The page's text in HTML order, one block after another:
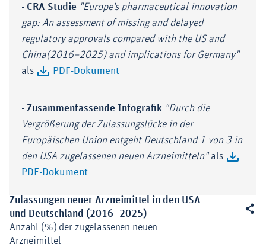
- CRA-Studie "Europe’s pharmaceutical innovation
gap: An assessment of missing and delayed
regulatory approvals compared with the US and
China(2016–2025) and implications for Germany"
als
PDF-Dokument
- Zusammenfassende Infografik "Durch die
Vergrößerung der Zulassungslücke in der
Europäischen Union entgeht Deutschland 1 von 3 in
den USA zugelassenen neuen Arzneimitteln"als
PDF-Dokument